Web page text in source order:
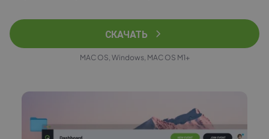
СКАЧАТЬ
MAC OS, Windows, MAC OS M1+